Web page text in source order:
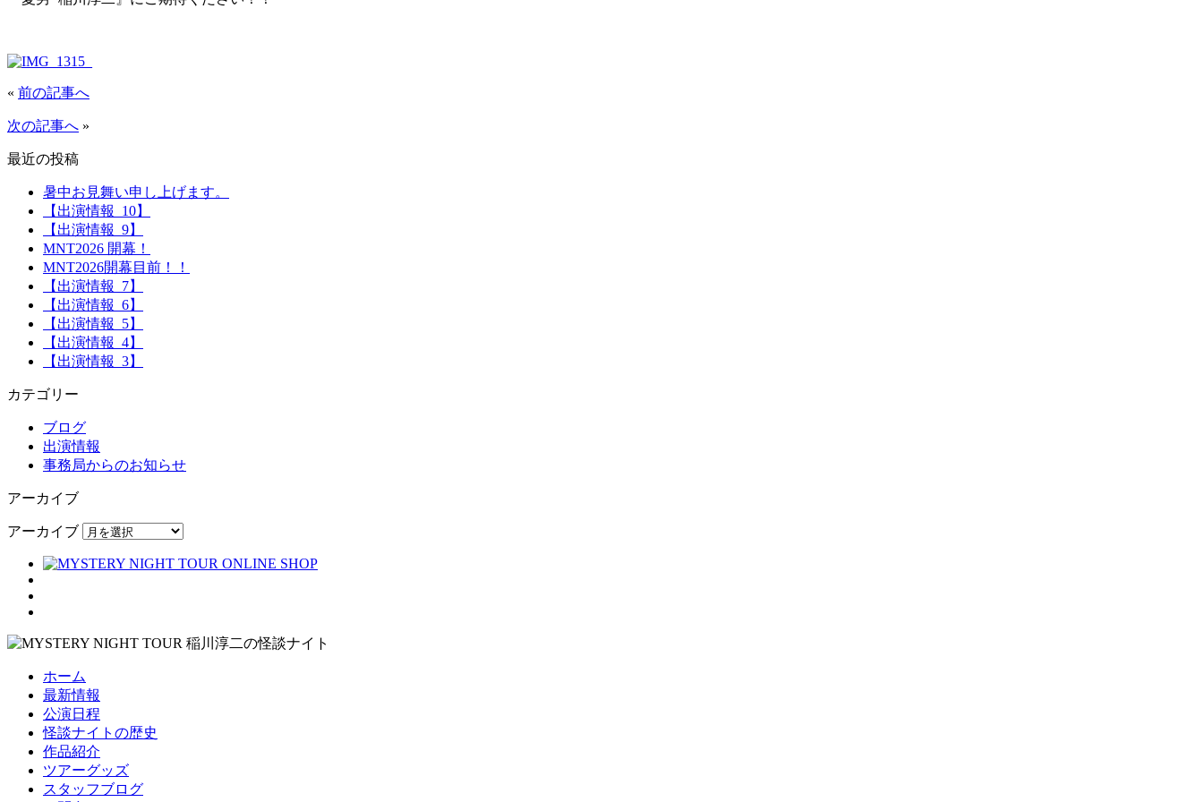
« 前の記事へ
次の記事へ »
最近の投稿
暑中お見舞い申し上げます。
【出演情報_10】
【出演情報_9】
MNT2026 開幕！
MNT2026開幕目前！！
【出演情報_7】
【出演情報_6】
【出演情報_5】
【出演情報_4】
【出演情報_3】
カテゴリー
ブログ
出演情報
事務局からのお知らせ
アーカイブ
アーカイブ
ホーム
最新情報
公演日程
怪談ナイトの歴史
作品紹介
ツアーグッズ
スタッフブログ